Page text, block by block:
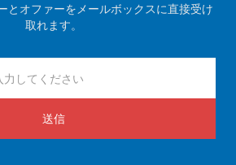
とオファーをメールボックスに直接受け
取れます。
送信